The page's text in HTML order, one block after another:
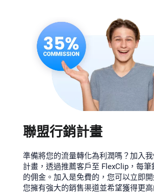
聯盟行銷計畫
準備將您的流量轉化為利潤嗎？加入
計畫，透過推薦客戶至 FlexClip，每筆
的佣金。加入是免費的，您可以立即
您擁有強大的銷售渠道並希望獲得更